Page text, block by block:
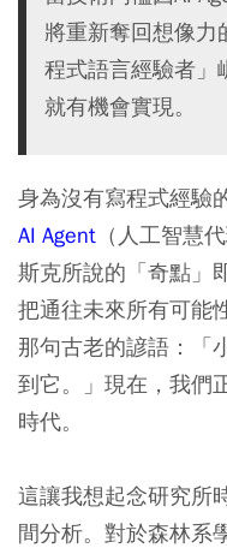
將重新奪回想像力
程式語言經驗者」
就有機會實現。
身為沒有寫程式經驗
AI Agent （人工智慧
斯克所說的「奇點」
把通往未來所有可能
那句古老的諺語：「
到它。」現在，我們
時代。
這讓我想起念研究所
間分析。對於森林系